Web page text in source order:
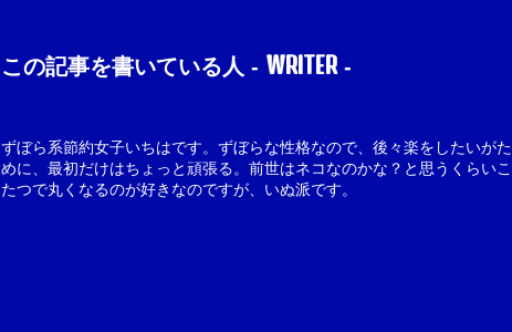
この記事を書いている人 - WRITER-
ずぼら系節約女子いちはです。ずぼらな性格なので、後々楽をしたいがた
めに、最初だけはちょっと頑張る。前世はネコなのかな？と思うくらいこ
たつで丸くなるのが好きなのですが、いぬ派です。